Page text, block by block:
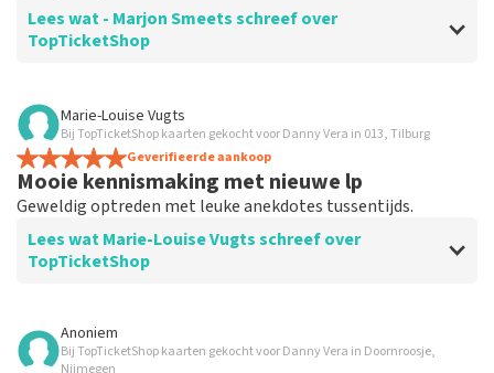
Lees wat - Marjon Smeets schreef over
TopTicketShop
Beoordeling van - Marjon Smeets over
Erg laat met de tickets
Ik kreeg.pas de dag voor het concert de tickets.
Marie-Louise Vugts
Bij TopTicketShop kaarten gekocht voor Danny Vera in 013, Tilburg
Geverifieerde aankoop
Mooie kennismaking met nieuwe lp
Geweldig optreden met leuke anekdotes tussentijds.
Lees wat Marie-Louise Vugts schreef over
TopTicketShop
Beoordeling van Marie-Louise Vugts over
Anoniem
Bij TopTicketShop kaarten gekocht voor Danny Vera in Doornroosje,
Nijmegen